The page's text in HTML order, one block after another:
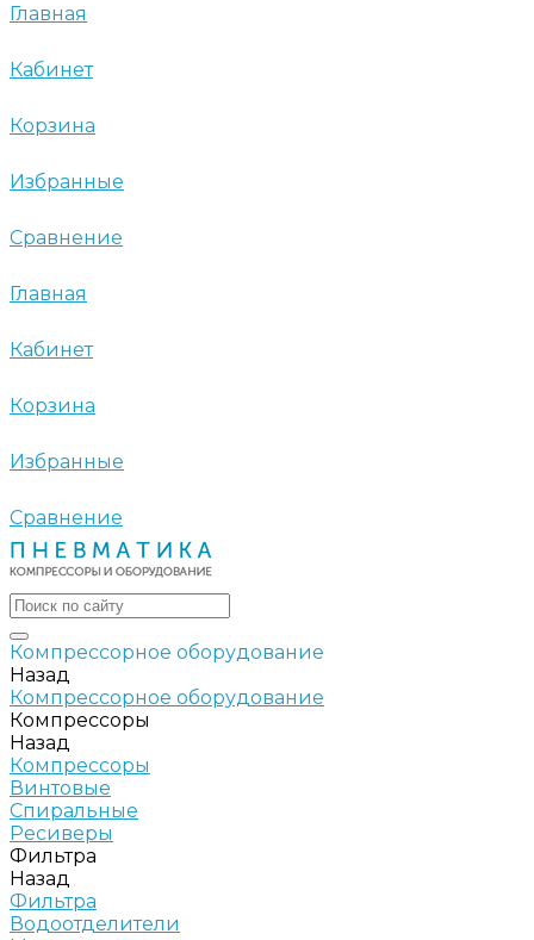
Главная
Кабинет
Корзина
Избранные
Сравнение
Главная
Кабинет
Корзина
Избранные
Сравнение
Компрессорное оборудование
Назад
Компрессорное оборудование
Компрессоры
Назад
Компрессоры
Винтовые
Спиральные
Ресиверы
Фильтра
Назад
Фильтра
Водоотделители